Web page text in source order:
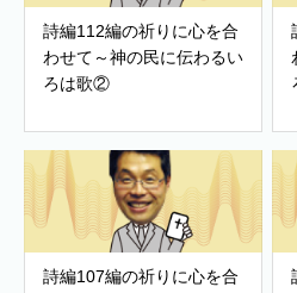
詩編112編の祈りに心を合
わせて～神の民に伝わるい
ろは歌②
詩編107編の祈りに心を合